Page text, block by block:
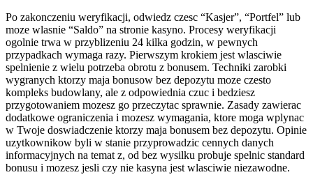
Po zakonczeniu weryfikacji, odwiedz czesc “Kasjer”, “Portfel” lub
moze wlasnie “Saldo” na stronie kasyno. Procesy weryfikacji
ogolnie trwa w przyblizeniu 24 kilka godzin, w pewnych
przypadkach wymaga razy. Pierwszym krokiem jest wlasciwie
spelnienie z wielu potrzeba obrotu z bonusem. Techniki zarobki
wygranych ktorzy maja bonusow bez depozytu moze czesto
kompleks budowlany, ale z odpowiednia czuc i bedziesz
przygotowaniem mozesz go przeczytac sprawnie. Zasady zawierac
dodatkowe ograniczenia i mozesz wymagania, ktore moga wplynac
w Twoje doswiadczenie ktorzy maja bonusem bez depozytu. Opinie
uzytkownikow byli w stanie przyprowadzic cennych danych
informacyjnych na temat z, od bez wysilku probuje spelnic standard
bonusu i mozesz jesli czy nie kasyna jest wlasciwie niezawodne.